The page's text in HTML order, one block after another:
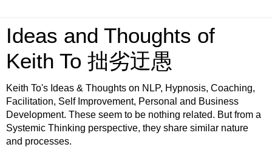
Ideas and Thoughts of
Keith To 拙劣迂愚
Keith To's Ideas & Thoughts on NLP, Hypnosis, Coaching,
Facilitation, Self Improvement, Personal and Business
Development. These seem to be nothing related. But from a
Systemic Thinking perspective, they share similar nature
and processes.